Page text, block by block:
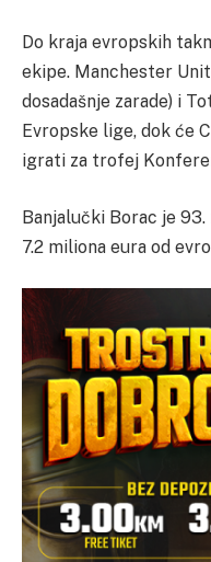
Do kraja evropskih
ekipe. Manchester
dosadašnje zarade) i
Evropske lige, dok će
igrati za trofej
Banjalučki Borac je
7.2 miliona eura od